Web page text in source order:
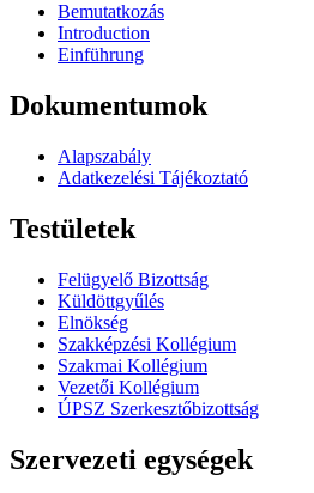
Bemutatkozás
Introduction
Einführung
Dokumentumok
Alapszabály
Adatkezelési Tájékoztató
Testületek
Felügyelő Bizottság
Küldöttgyűlés
Elnökség
Szakképzési Kollégium
Szakmai Kollégium
Vezetői Kollégium
ÚPSZ Szerkesztőbizottság
Szervezeti egységek